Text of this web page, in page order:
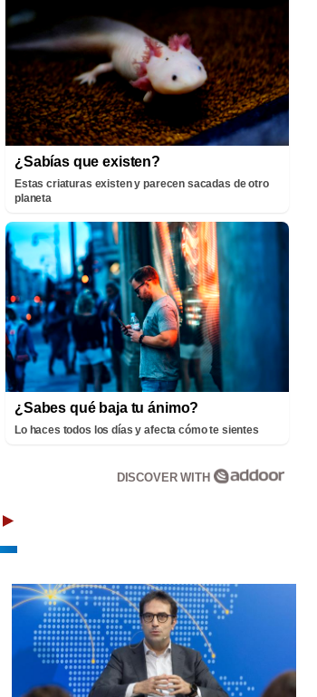
¿Sabías que existen?
Estas criaturas existen y parecen sacadas de otro
planeta
¿Sabes qué baja tu ánimo?
Lo haces todos los días y afecta cómo te sientes
DISCOVER WITH